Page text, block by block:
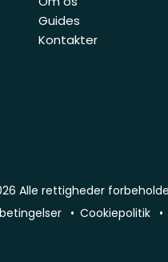
Guides
Kontakter
Alle rettigheder
Cookiepolitik